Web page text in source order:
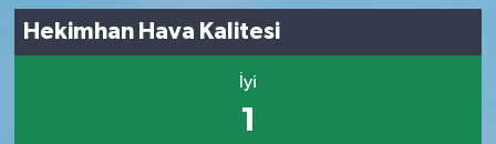
Hekimhan Hava Kalitesi
İyi
1